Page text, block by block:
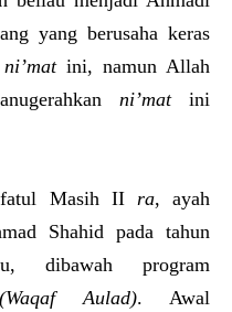
yang berusaha keras
ni’matini, namun Allah
ni’matini
Masih II ra, ayah
Shahid pada tahun
dibawah program
(Waqaf Aulad). Awal